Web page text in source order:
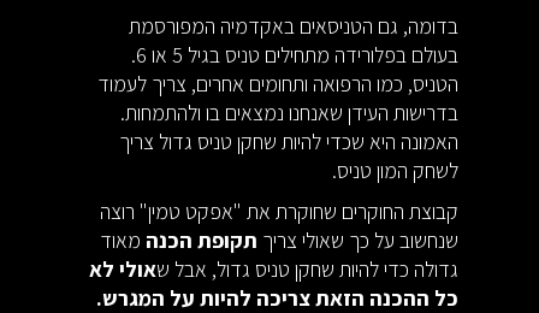
בדומה, גם הטניסאים באקדמיה המפורסמת
בעולם בפלורידה מתחילים טניס בגיל 5 או 6.
הטניס, כמו הרפואה ותחומים אחרים, צריך לעמוד
בדרישות העידן שאנחנו נמצאים בו ולהתמחות.
האמונה היא שכדי להיות שחקן טניס גדול צריך
לשחק המון טניס.
קבוצת החוקרים שחוקרת את "אפקט טמין" רוצה
שנחשוב על כך שאולי צריך תקופת הכנה מאוד
גדולה כדי להיות שחקן טניס גדול, אבל שאולי לא
כל ההכנה הזאת צריכה להיות על המגרש.